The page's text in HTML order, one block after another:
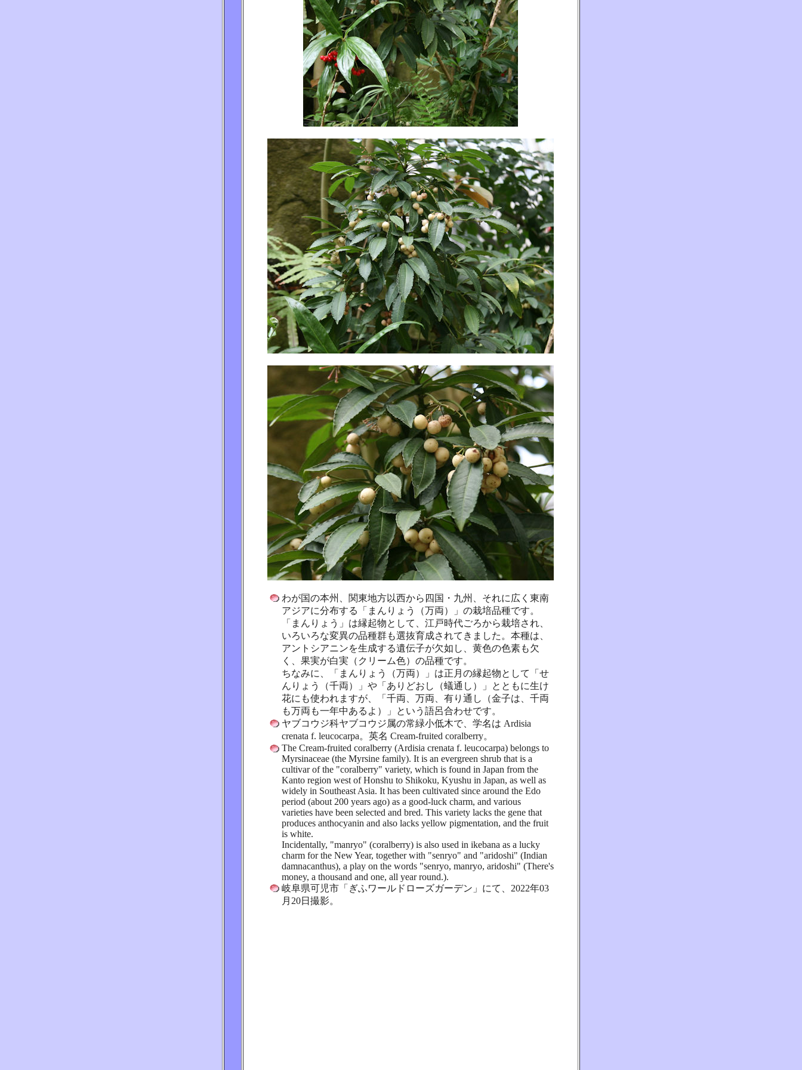
わが国の本州、関東地方以西から四国・九州、それに広く東南
アジアに分布する「まんりょう（万両）」の栽培品種です。
「まんりょう」は縁起物として、江戸時代ごろから栽培され、
いろいろな変異の品種群も選抜育成されてきました。本種は、
アントシアニンを生成する遺伝子が欠如し、黄色の色素も欠
く、果実が白実（クリーム色）の品種です。
ちなみに、「まんりょう（万両）」は正月の縁起物として「せ
んりょう（千両）」や「ありどおし（蟻通し）」とともに生け
花にも使われますが、「千両、万両、有り通し（金子は、千両
も万両も一年中あるよ）」という語呂合わせです。
ヤブコウジ科ヤブコウジ属の常緑小低木で、学名は Ardisia
crenata f. leucocarpa。英名 Cream-fruited coralberry。
The Cream-fruited coralberry (Ardisia crenata f. leucocarpa) belongs to
Myrsinaceae (the Myrsine family). It is an evergreen shrub that is a
cultivar of the "coralberry" variety, which is found in Japan from the
Kanto region west of Honshu to Shikoku, Kyushu in Japan, as well as
widely in Southeast Asia. It has been cultivated since around the Edo
period (about 200 years ago) as a good-luck charm, and various
varieties have been selected and bred. This variety lacks the gene that
produces anthocyanin and also lacks yellow pigmentation, and the fruit
is white.
Incidentally, "manryo" (coralberry) is also used in ikebana as a lucky
charm for the New Year, together with "senryo" and "aridoshi" (Indian
damnacanthus), a play on the words "senryo, manryo, aridoshi" (There's
money, a thousand and one, all year round.).
岐阜県可児市「ぎふワールドローズガーデン」にて、2022年03
月20日撮影。